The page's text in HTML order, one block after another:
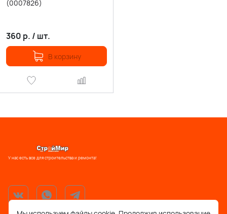
(0007826)
360 р. / шт.
В корзину
У нас есть все для строительства и ремонта!